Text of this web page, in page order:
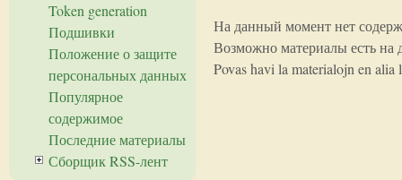
На данный момент нет
Возможно материалы есть на
Povas havi la materialojn en alia
Token generation
Подшивки
Положение о защите
персональных данных
Популярное
содержимое
Последние материалы
Сборщик RSS-лент